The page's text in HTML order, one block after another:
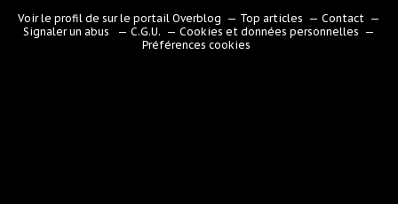
Voir le profil de sur le portail Overblog Top articles
Contact
Signaler un abus
C.G.U.
Cookies et données personnelles
Préférences cookies